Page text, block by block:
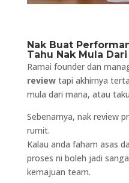
Nak Buat
Tahu Nak Mula Dari
Ramai founder dan
reviewtapi akhirnya
mula dari mana, atau
Sebenarnya, nak review
rumit.
Kalau anda faham asas
proses ni boleh jadi
kemajuan team.